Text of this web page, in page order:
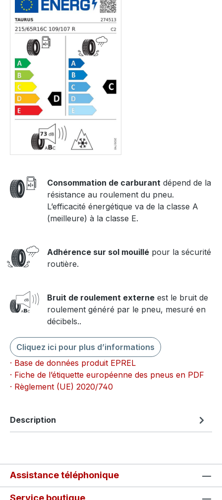
Consommation de carburant dépend de la
résistance au roulement du pneu.
L’efficacité énergétique va de la classe A
(meilleure) à la classe E.
Adhérence sur sol mouillé pour la sécurité
routière.
Bruit de roulement externe est le bruit de
roulement généré par le pneu, mesuré en
décibels..
Cliquez ici pour plus d’informations
· Base de données produit EPREL
· Fiche de l’étiquette européenne des pneus en PDF
· Règlement (UE) 2020/740
Description
Assistance téléphonique
Service boutique